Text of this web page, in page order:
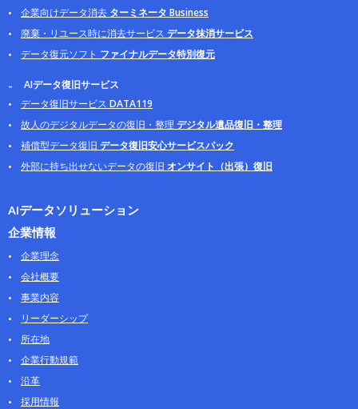
企業向けデータ消去 ターミネータ Business
廃棄・リユース時に消去サービス データ抹消サービス
データ復元ソフト ファイナルデータ特別復元
AIデータ復旧サービス
データ復旧サービス DATA119
故人のデジタルデータの復旧・整理 デジタル遺品復旧・整理
補償型データ復旧 データ復旧安心サービスパック
外部に持ち出せないデータの復旧 オンサイト（出張）復旧
AIデータソリューション
企業情報
企業理念
会社概要
事業内容
リーダーシップ
所在地
企業行動規範
沿革
採用情報